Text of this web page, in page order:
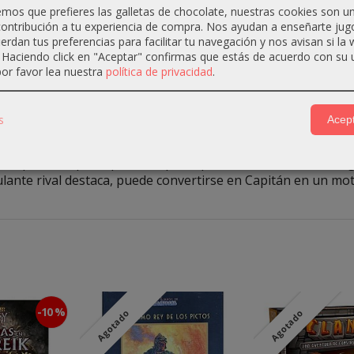
encontramos a algún viejo amigo en la taberna.
de la narración de la campaña, nos
y tendremos que encontrar la localización en la que
peligros y barcos que transportan jugosas
tripulación para que el buque supere estos obstáculos,
rival destaca, puede convertirse en Capitán en un
-10 % Agotado Agotado
que prefieres las galletas de chocolate, nuestras cookies son
a tu experiencia de compra. Nos ayudan a enseñarte
tus preferencias para facilitar tu navegación y nos avisan si la
click en "Aceptar" confirmas que estás de acuerdo con su
favor lea nuestra política de privacidad.